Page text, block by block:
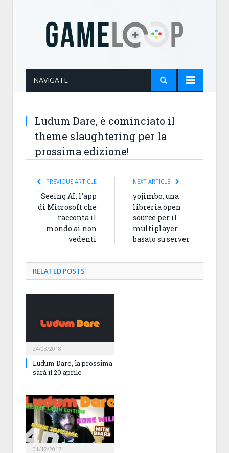
NAVIGATE
Ludum Dare, è cominciato il
theme slaughtering per la
prossima edizione!
PREVIOUS ARTICLE
Seeing AI, l’app
di Microsoft che
racconta il
mondo ai non
vedenti
NEXT ARTICLE
yojimbo, una
libreria open
source per il
multiplayer
basato su server
RELATED POSTS
24/03/2018
Ludum Dare, la prossima
sarà il 20 aprile
01/12/2017